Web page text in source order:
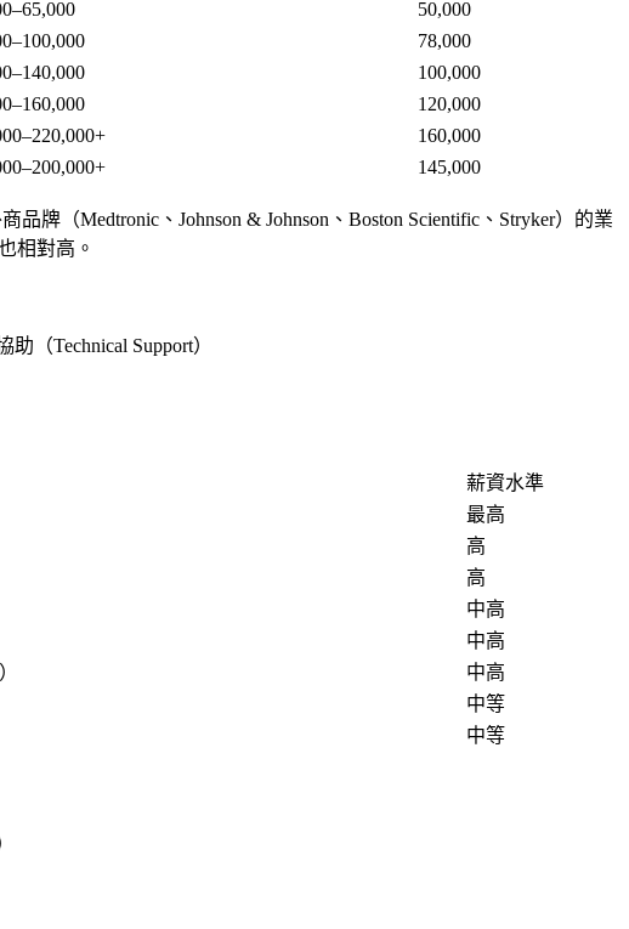
50,000
78,000
100,000
120,000
160,000
145,000
牌（Medtronic、Johnson & Johnson、Boston Scientific、Stryker）的業
相對高。
（Technical Support）
薪資水準
最高
高
高
中高
中高
中高
中等
中等